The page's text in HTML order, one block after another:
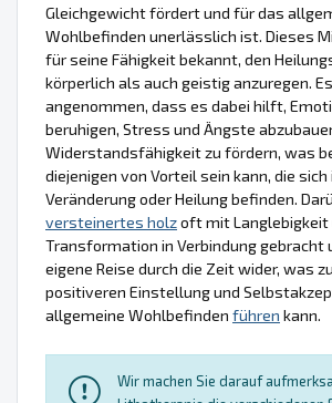
Gleichgewicht fördert und für das
Wohlbefinden unerlässlich ist. Dieses
für seine Fähigkeit bekannt, den
körperlich als auch geistig anzuregen.
angenommen, dass es dabei hilft,
beruhigen, Stress und Ängste
Widerstandsfähigkeit zu fördern, was
diejenigen von Vorteil sein kann, die sich
Veränderung oder Heilung befinden.
versteinertes holzoft mit Langlebigkeit
Transformation in Verbindung gebracht
eigene Reise durch die Zeit wider, was
positiveren Einstellung und
allgemeine Wohlbefinden führen kann.
Wir machen Sie darauf